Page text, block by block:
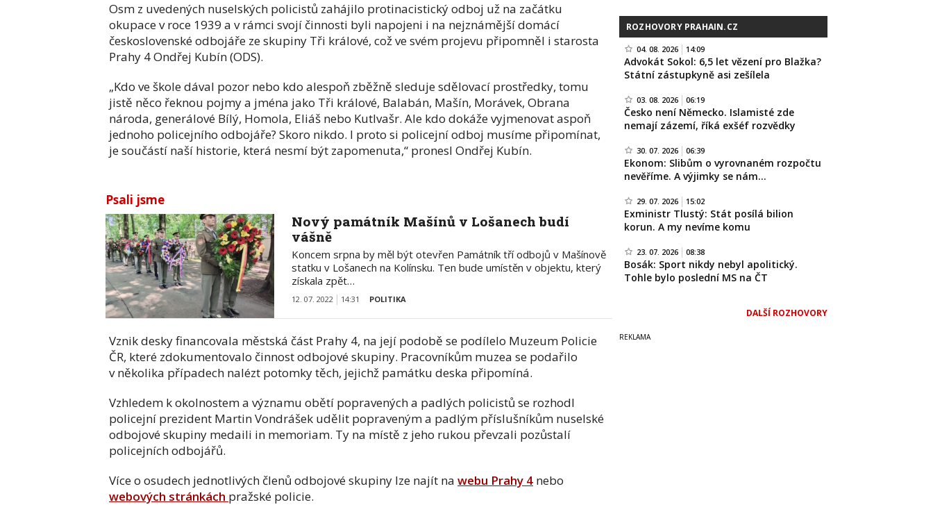
Osm z uvedených nuselských policistů zahájilo protinacistický odboj už na začátku
okupace v roce 1939 a v rámci svojí činnosti byli napojeni i na nejznámější domácí
československé odbojáře ze skupiny Tři králové, což ve svém projevu připomněl i starosta
Prahy 4 Ondřej Kubín (ODS).
„Kdo ve škole dával pozor nebo kdo alespoň zběžně sleduje sdělovací prostředky, tomu
jistě něco řeknou pojmy a jména jako Tři králové, Balabán, Mašín, Morávek, Obrana
národa, generálové Bílý, Homola, Eliáš nebo Kutlvašr. Ale kdo dokáže vyjmenovat aspoň
jednoho policejního odbojáře? Skoro nikdo. I proto si policejní odboj musíme připomínat,
je součástí naší historie, která nesmí být zapomenuta,“ pronesl Ondřej Kubín.
Psali jsme
Nový památník Mašínů v Lošanech budí
vášně
Koncem srpna by měl být otevřen Památník tří odbojů v Mašínově
statku v Lošanech na Kolínsku. Ten bude umístěn v objektu, který
získala zpět…
12. 07. 2022 14:31 POLITIKA
Vznik desky financovala městská část Prahy 4, na její podobě se podílelo Muzeum Policie
ČR, které zdokumentovalo činnost odbojové skupiny. Pracovníkům muzea se podařilo
v několika případech nalézt potomky těch, jejichž památku deska připomíná.
Vzhledem k okolnostem a významu obětí popravených a padlých policistů se rozhodl
policejní prezident Martin Vondrášek udělit popraveným a padlým příslušníkům nuselské
odbojové skupiny medaili in memoriam. Ty na místě z jeho rukou převzali pozůstalí
policejních odbojářů.
Více o osudech jednotlivých členů odbojové skupiny lze najít na webu Prahy 4 nebo
webových stránkách pražské policie.
ROZHOVORY PRAHAIN.CZ
04. 08. 2026 14:09
Advokát Sokol: 6,5 let vězení pro Blažka?
Státní zástupkyně asi zešílela
03. 08. 2026 06:19
Česko není Německo. Islamisté zde
nemají zázemí, říká exšéf rozvědky
30. 07. 2026 06:39
Ekonom: Slibům o vyrovnaném rozpočtu
nevěříme. A výjimky se nám…
29. 07. 2026 15:02
Exministr Tlustý: Stát posílá bilion
korun. A my nevíme komu
23. 07. 2026 08:38
Bosák: Sport nikdy nebyl apolitický.
Tohle bylo poslední MS na ČT
DALŠÍ ROZHOVORY